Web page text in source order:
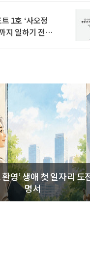
1호 ‘사오정
지 일하기 전략’
’ 생애 첫 일자리 도전 설
명서